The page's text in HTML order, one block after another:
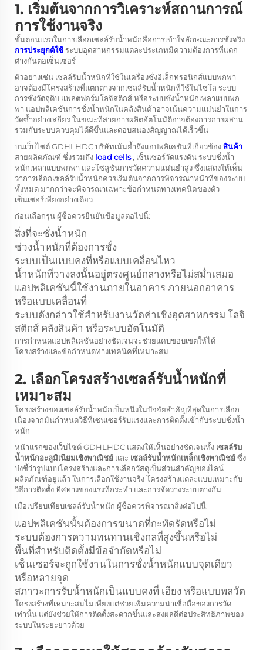
1. เริ่มต้นจากการวิเคราะห์สถานการณ์
การใช้งานจริง
ขั้นตอนแรกในการเลือกเซลล์รับน้ำหนักคือการเข้าใจลักษณะการชั่งจริง
การประยุกต์ใช้ระบบอุตสาหกรรมแต่ละประเภทมีความต้องการที่แตก
ต่างกันต่อเซ็นเซอร์
ตัวอย่างเช่น เซลล์รับน้ำหนักที่ใช้ในเครื่องชั่งอิเล็กทรอนิกส์แบบพกพา
อาจต้องมีโครงสร้างที่แตกต่างจากเซลล์รับน้ำหนักที่ใช้ในไซโล ระบบ
การชั่งวัตถุดิบ แพลตฟอร์มโลจิสติกส์ หรือระบบชั่งน้ำหนักเพลาแบบพก
พา แอปพลิเคชันการชั่งน้ำหนักในคลังสินค้าอาจเน้นความแม่นยำในการ
วัดซ้ำอย่างเสถียร ในขณะที่สายการผลิตอัตโนมัติอาจต้องการการผสาน
รวมกับระบบควบคุมได้ดีขึ้นและตอบสนองสัญญาณได้เร็วขึ้น
บนเว็บไซต์ GDHLHDC บริษัทเน้นย้ำถึงแอปพลิเคชันที่เกี่ยวข้องสินค้า
สายผลิตภัณฑ์ ซึ่งรวมถึง load cells, เซ็นเซอร์วัดแรงดัน ระบบชั่งน้ำ
หนักเพลาแบบพกพา และโซลูชันการวัดความแม่นยำสูง ซึ่งแสดงให้เห็น
ว่าการเลือกเซลล์รับน้ำหนักควรเริ่มต้นจากการพิจารณาหน้าที่ของระบบ
ทั้งหมด มากกว่าจะพิจารณาเฉพาะข้อกำหนดทางเทคนิคของตัว
เซ็นเซอร์เพียงอย่างเดียว
ก่อนเลือกรุ่น ผู้ซื้อควรยืนยันข้อมูลต่อไปนี้:
สิ่งที่จะชั่งน้ำหนัก
ช่วงน้ำหนักที่ต้องการชั่ง
ระบบเป็นแบบคงที่หรือแบบเคลื่อนไหว
น้ำหนักที่วางลงนั้นอยู่ตรงศูนย์กลางหรือไม่สม่ำเสมอ
แอปพลิเคชันนี้ใช้งานภายในอาคาร ภายนอกอาคาร
หรือแบบเคลื่อนที่
ระบบดังกล่าวใช้สำหรับงานวัดค่าเชิงอุตสาหกรรม โลจิ
สติกส์ คลังสินค้า หรือระบบอัตโนมัติ
การกำหนดแอปพลิเคชันอย่างชัดเจนจะช่วยแคบขอบเขตให้ได้
โครงสร้างและข้อกำหนดทางเทคนิคที่เหมาะสม
2. เลือกโครงสร้างเซลล์รับน้ำหนักที่
เหมาะสม
โครงสร้างของเซลล์รับน้ำหนักเป็นหนึ่งในปัจจัยสำคัญที่สุดในการเลือก
เนื่องจากมันกำหนดวิธีที่เซนเซอร์รับแรงและการติดตั้งเข้ากับระบบชั่งน้ำ
หนัก
หน้าแรกของเว็บไซต์ GDHLHDC แสดงให้เห็นอย่างชัดเจนทั้ง เซลล์รับ
น้ำหนักอะลูมิเนียมเชิงพาณิชย์ และ เซลล์รับน้ำหนักเหล็กเชิงพาณิชย์ ซึ่ง
บ่งชี้ว่ารูปแบบโครงสร้างและการเลือกวัสดุเป็นส่วนสำคัญของไลน์
ผลิตภัณฑ์อยู่แล้ว ในการเลือกใช้งานจริง โครงสร้างแต่ละแบบเหมาะกับ
วิธีการติดตั้ง ทิศทางของแรงที่กระทำ และการจัดวางระบบต่างกัน
เมื่อเปรียบเทียบเซลล์รับน้ำหนัก ผู้ซื้อควรพิจารณาสิ่งต่อไปนี้:
แอปพลิเคชันนั้นต้องการขนาดที่กะทัดรัดหรือไม่
ระบบต้องการความทนทานเชิงกลที่สูงขึ้นหรือไม่
พื้นที่สำหรับติดตั้งมีข้อจำกัดหรือไม่
เซ็นเซอร์จะถูกใช้งานในการชั่งน้ำหนักแบบจุดเดียว
หรือหลายจุด
สภาวะการรับน้ำหนักเป็นแบบคงที่ เอียง หรือแบบพลวัต
โครงสร้างที่เหมาะสมไม่เพียงแต่ช่วยเพิ่มความน่าเชื่อถือของการวัด
เท่านั้น แต่ยังช่วยให้การติดตั้งสะดวกขึ้นและส่งผลดีต่อประสิทธิภาพของ
ระบบในระยะยาวด้วย